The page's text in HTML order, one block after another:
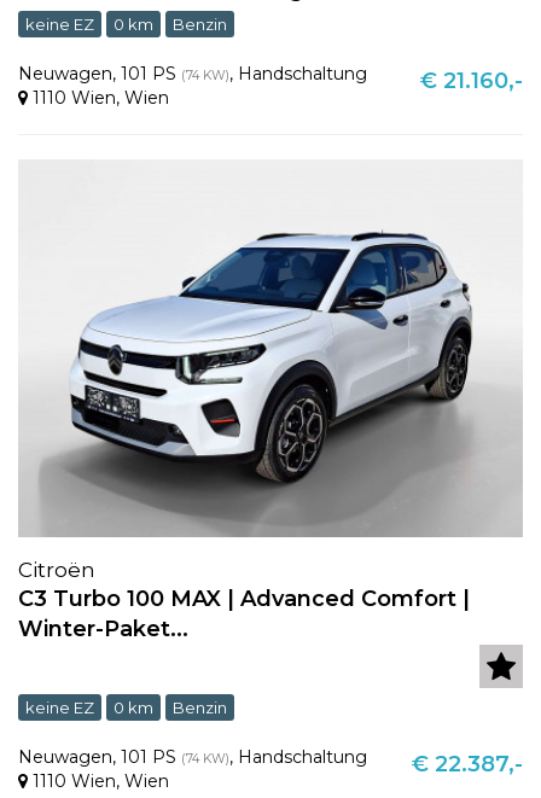
keine EZ 0 km Benzin
Neuwagen, 101 PS (74 KW), Handschaltung
1110 Wien, Wien
€ 21.160,-
Citroën
C3 Turbo 100 MAX | Advanced Comfort |
Winter-Paket...
keine EZ 0 km Benzin
Neuwagen, 101 PS (74 KW), Handschaltung
1110 Wien, Wien
€ 22.387,-